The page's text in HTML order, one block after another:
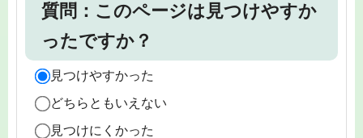
質問：このページは見つけやすか
ったですか？
見つけやすかった
どちらともいえない
見つけにくかった